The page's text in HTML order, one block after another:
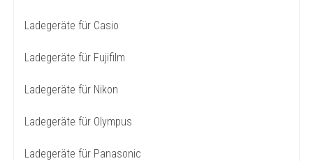
Ladegeräte für Casio
Ladegeräte für Fujifilm
Ladegeräte für Nikon
Ladegeräte für Olympus
Ladegeräte für Panasonic